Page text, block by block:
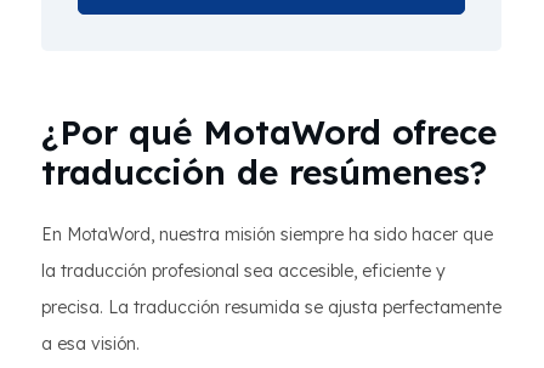
¿Por qué MotaWord ofrece
traducción de resúmenes?
En MotaWord, nuestra misión siempre ha sido hacer que
la traducción profesional sea accesible, eficiente y
precisa. La traducción resumida se ajusta perfectamente
a esa visión.